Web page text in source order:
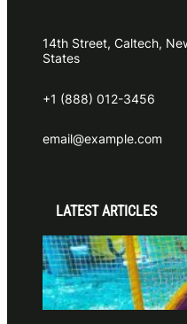
14th Street, Caltech,
States
+1 (888) 012-3456
email@example.com
LATEST ARTICLES